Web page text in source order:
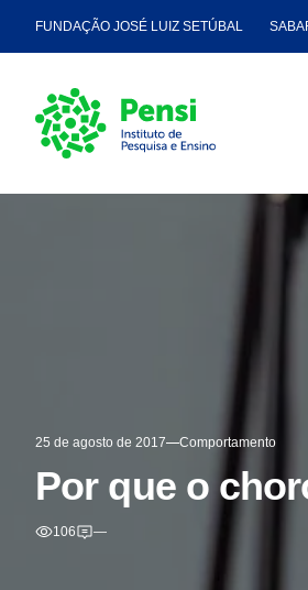
FUNDAÇÃO JOSÉ LUIZ SETÚBAL
25 de agosto de 2017 Comportamento
Por que o
106 —